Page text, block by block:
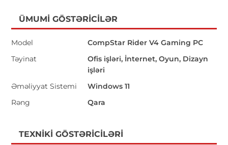
ÜMUMI GÖSTƏRICILƏR
Model
CompStar Rider V4 Gaming PC
Təyinat
Ofis işləri, İnternet, Oyun, Dizayn
işləri
Əməliyyat Sistemi
Windows 11
Rəng
Qara
TEXNIKI GÖSTƏRICILƏRI